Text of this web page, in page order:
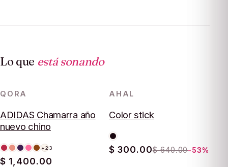
Lo que está sonando
QORA
ADIDAS Chamarra año
nuevo chino
+23
$ 1,400.00
-53%
AHAL
Color stick
$ 300.00$ 640.00-53%